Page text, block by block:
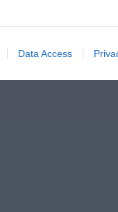
Data Access